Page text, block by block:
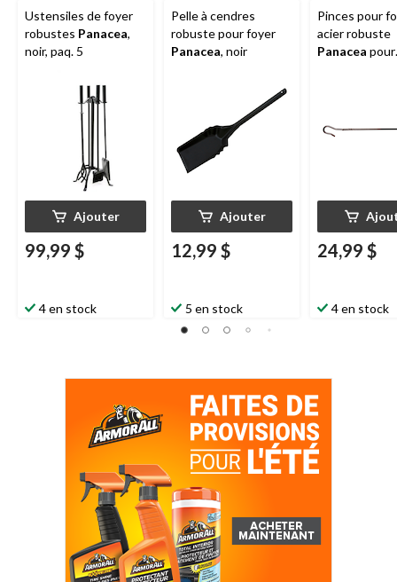
Ustensiles de foyer
robustes Panacea,
noir, paq. 5
Ajouter
99,99 $
4 en stock
Pelle à cendres
robuste pour foyer
Panacea, noir
Ajouter
12,99 $
5 en stock
Pinces pour
acier robuste
Panacea pour
24,99 $
4 en stock